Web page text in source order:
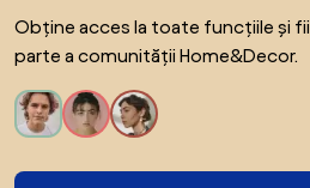
Obține acces la toate funcțiile și fii
parte a comunității Home&Decor.